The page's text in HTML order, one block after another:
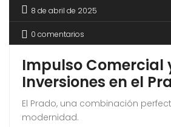
8 de abril de 2025
0 comentarios
Impulso Comercial
Inversiones en el
El Prado, una combinación
modernidad.